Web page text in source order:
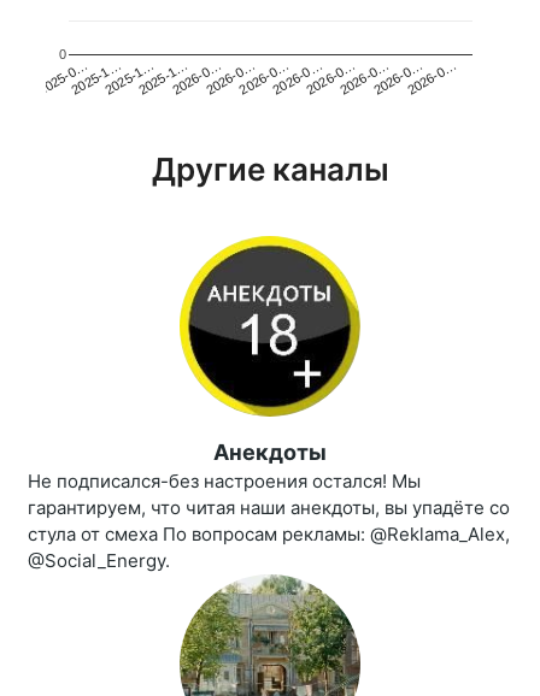
2025-0…2025-1…2025-1…2025-1…2026-0…2026-0…2026-0…2026-0…2026-0…2026-0…2026-0…2026-0…
0
Другие каналы
Анекдоты
Не подписался-без настроения остался! Мы
гарантируем, что читая наши анекдоты, вы упадёте со
стула от смеха По вопросам рекламы: @Reklama_Alex,
@Social_Energy.